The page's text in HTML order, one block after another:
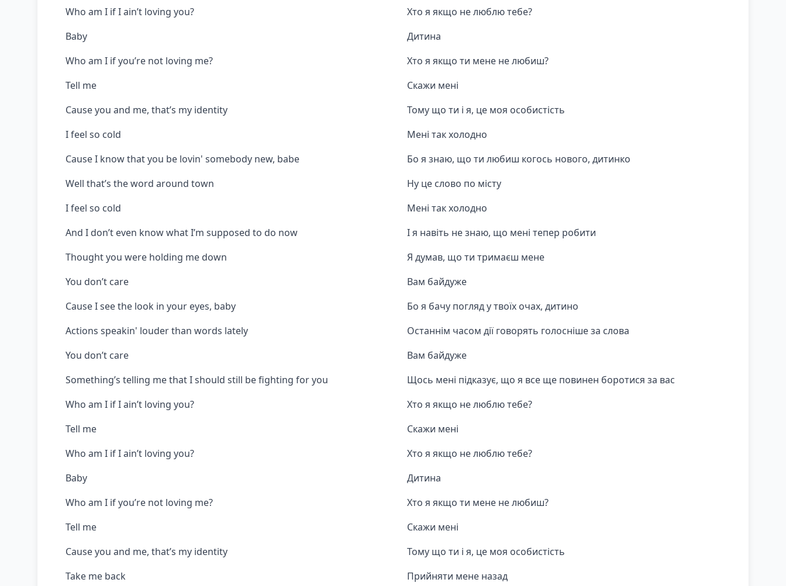
Who am I if I ain’t loving you?
Baby
Who am I if you’re not loving me?
Tell me
Cause you and me, that’s my identity
I feel so cold
Cause I know that you be lovin' somebody new, babe
Well that’s the word around town
I feel so cold
And I don’t even know what I’m supposed to do now
Thought you were holding me down
You don’t care
Cause I see the look in your eyes, baby
Actions speakin' louder than words lately
You don’t care
Something’s telling me that I should still be fighting for you
Who am I if I ain’t loving you?
Tell me
Who am I if I ain’t loving you?
Baby
Who am I if you’re not loving me?
Tell me
Cause you and me, that’s my identity
Take me back
Хто я якщо не люблю тебе?
Дитина
Хто я якщо ти мене не любиш?
Скажи мені
Тому що ти і я, це моя особистість
Мені так холодно
Бо я знаю, що ти любиш когось нового, дитинко
Ну це слово по місту
Мені так холодно
І я навіть не знаю, що мені тепер робити
Я думав, що ти тримаєш мене
Вам байдуже
Бо я бачу погляд у твоїх очах, дитино
Останнім часом дії говорять голосніше за слова
Вам байдуже
Щось мені підказує, що я все ще повинен боротися за вас
Хто я якщо не люблю тебе?
Скажи мені
Хто я якщо не люблю тебе?
Дитина
Хто я якщо ти мене не любиш?
Скажи мені
Тому що ти і я, це моя особистість
Прийняти мене назад